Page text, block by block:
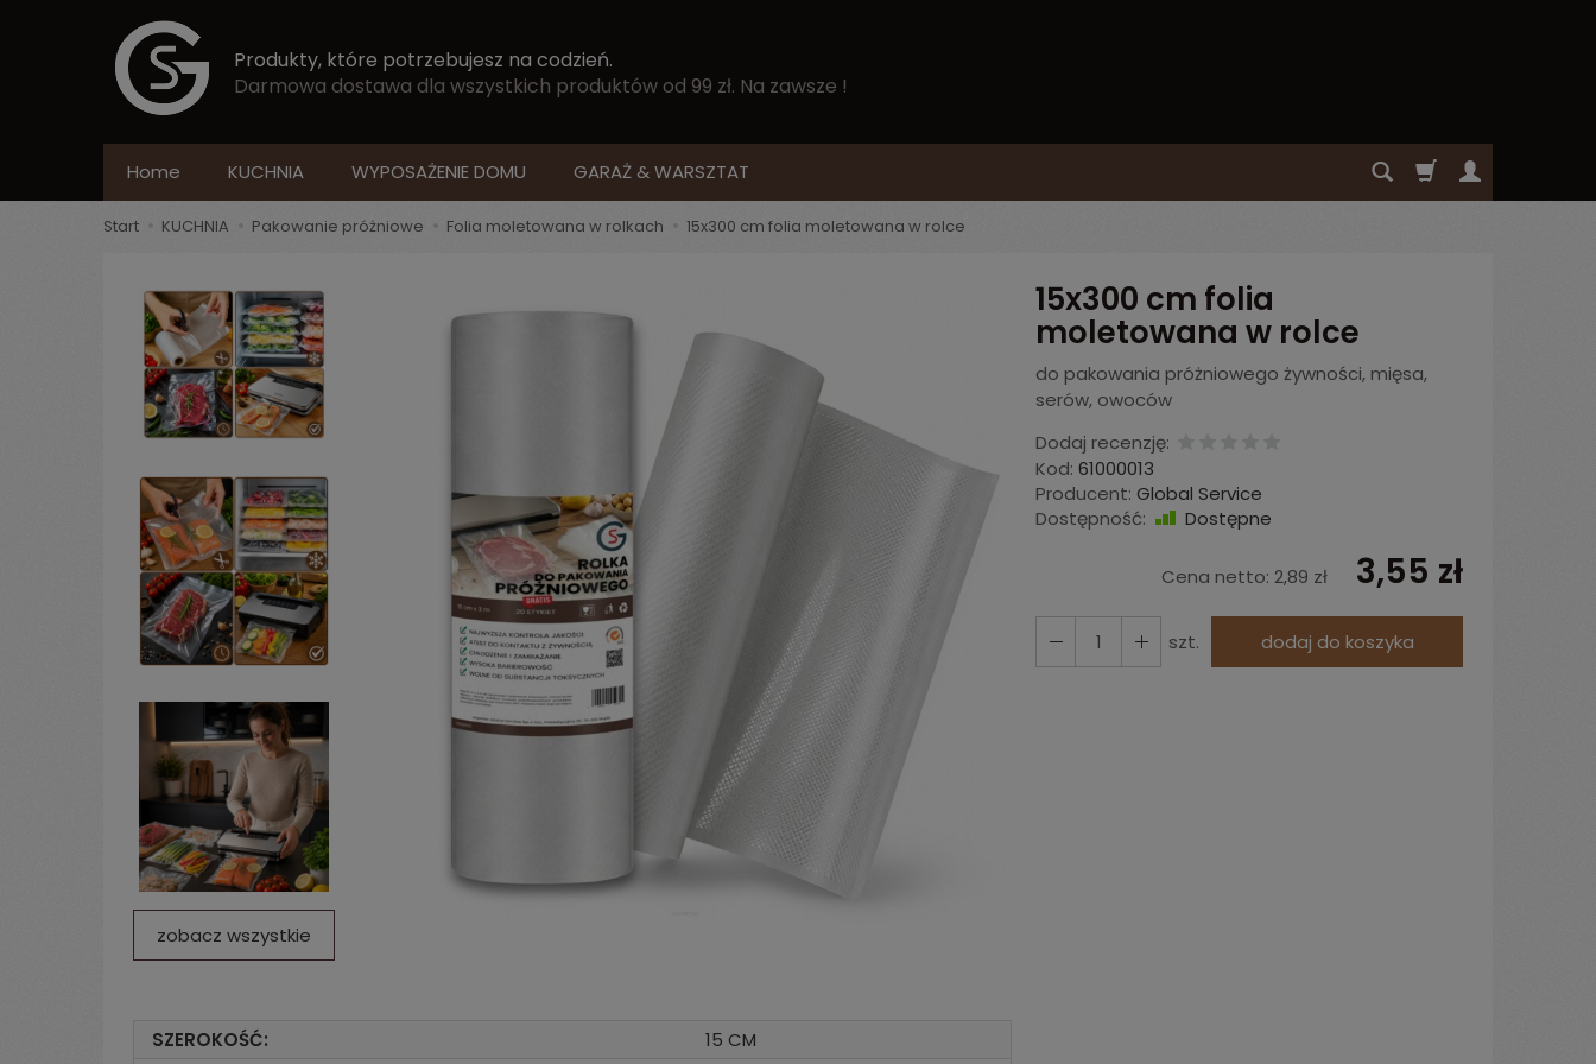
Produkty, które potrzebujesz na codzień.
Darmowa dostawa dla wszystkich produktów od 99 zł. Na zawsze !
Home KUCHNIA WYPOSAŻENIE DOMU GARAŻ & WARSZTAT
Start KUCHNIA Pakowanie próżniowe Folia moletowana w rolkach 15x300 cm folia moletowana w rolce
zobacz wszystkie
15x300 cm folia
moletowana w rolce
do pakowania próżniowego żywności, mięsa,
serów, owoców
Dodaj recenzję:
Kod: 61000013
Producent: Global Service
Dostępność:
Dostępne
Cena netto: 2,89 zł 3,55 zł
szt. dodaj do koszyka
SZEROKOŚĆ:
15 CM